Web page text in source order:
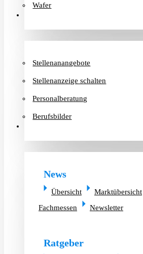
Wafer
Stellenanangebote
Stellenanzeige schalten
Personalberatung
Berufsbilder
News
Übersicht Marktübersicht
Fachmessen
Newsletter
Ratgeber